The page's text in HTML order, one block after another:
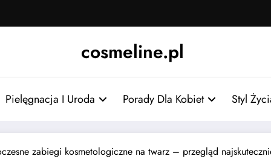
cosmeline.pl
Pielęgnacja I Uroda Porady Dla Kobiet Styl
zabiegi kosmetologiczne na twarz – przegląd